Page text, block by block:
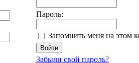
Пароль:
Запомнить меня на этом
Забыли свой пароль?